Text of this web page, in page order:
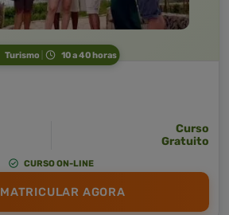
Turismo 10 a 40 horas
Curso
Gratuito
CURSO ON-LINE
MATRICULAR AGORA